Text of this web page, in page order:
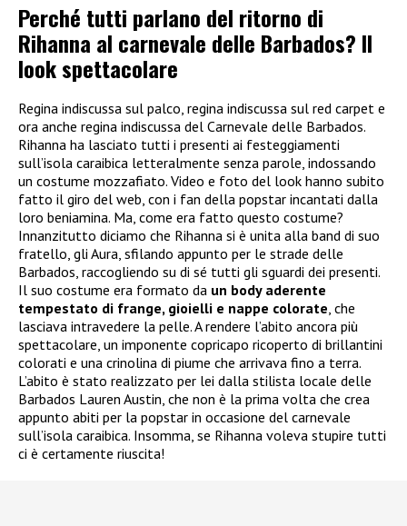
Perché tutti parlano del ritorno di
Rihanna al carnevale delle Barbados? Il
look spettacolare
Regina indiscussa sul palco, regina indiscussa sul red carpet e
ora anche regina indiscussa del Carnevale delle Barbados.
Rihanna ha lasciato tutti i presenti ai festeggiamenti
sull’isola caraibica letteralmente senza parole, indossando
un costume mozzafiato. Video e foto del look hanno subito
fatto il giro del web, con i fan della popstar incantati dalla
loro beniamina. Ma, come era fatto questo costume?
Innanzitutto diciamo che Rihanna si è unita alla band di suo
fratello, gli Aura, sfilando appunto per le strade delle
Barbados, raccogliendo su di sé tutti gli sguardi dei presenti.
Il suo costume era formato da un body aderente
tempestato di frange, gioielli e nappe colorate, che
lasciava intravedere la pelle. A rendere l’abito ancora più
spettacolare, un imponente copricapo ricoperto di brillantini
colorati e una crinolina di piume che arrivava fino a terra.
L’abito è stato realizzato per lei dalla stilista locale delle
Barbados Lauren Austin, che non è la prima volta che crea
appunto abiti per la popstar in occasione del carnevale
sull’isola caraibica. Insomma, se Rihanna voleva stupire tutti
ci è certamente riuscita!